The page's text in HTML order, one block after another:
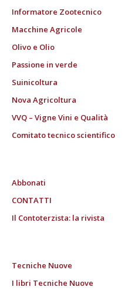
Informatore Zootecnico
Macchine Agricole
Olivo e Olio
Passione in verde
Suinicoltura
Nova Agricoltura
VVQ – Vigne Vini e Qualità
Comitato tecnico scientifico
Abbonati
CONTATTI
Il Contoterzista: la rivista
Tecniche Nuove
I libri Tecniche Nuove